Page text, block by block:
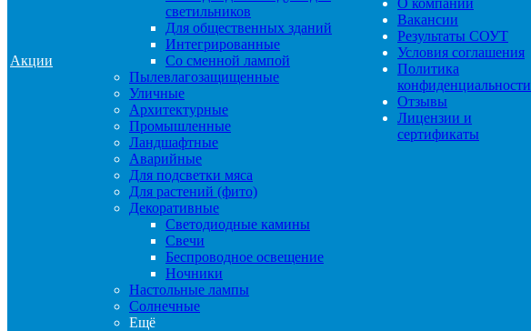
Акции
светильников
Для общественных зданий
Интегрированные
Со сменной лампой
Пылевлагозащищенные
Уличные
Архитектурные
Промышленные
Ландшафтные
Аварийные
Для подсветки мяса
Для растений (фито)
Декоративные
Светодиодные камины
Свечи
Беспроводное освещение
Ночники
Настольные лампы
Солнечные
Ещё
О компании
Вакансии
Результаты СОУТ
Условия соглашения
Политика
конфиденциальности
Отзывы
Лицензии и
сертификаты